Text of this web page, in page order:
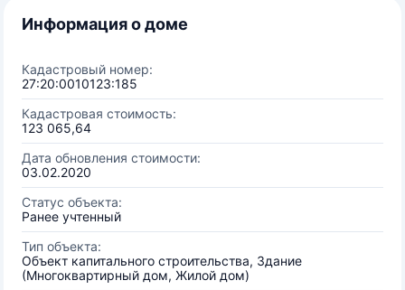
Информация о доме
Кадастровый номер:
27:20:0010123:185
Кадастровая стоимость:
123 065,64
Дата обновления стоимости:
03.02.2020
Статус объекта:
Ранее учтенный
Тип объекта:
Объект капитального строительства, Здание
(Многоквартирный дом, Жилой дом)